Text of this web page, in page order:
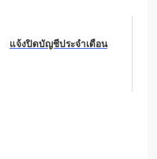
แจ้งปิดบัญชีประจำเดือน